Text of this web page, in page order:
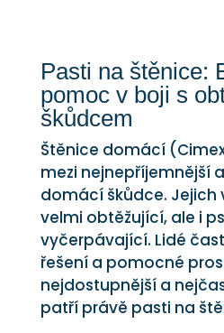
Pasti na štěnice:
pomoc v boji s
škůdcem
Štěnice domácí
mezi nejnepříjemnější
domácí škůdce. Jejich
velmi obtěžující, ale i
vyčerpávající. Lidé
řešení a pomocné
nejdostupnější a
patří právě pasti na